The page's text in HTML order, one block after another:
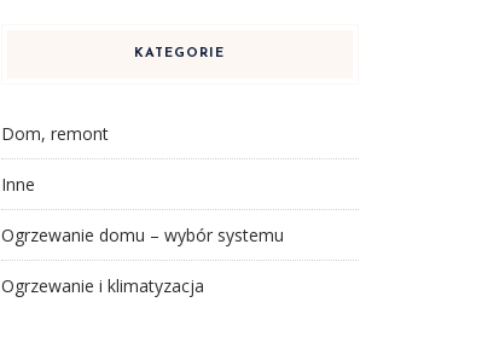
KATEGORIE
Dom, remont
Inne
Ogrzewanie domu – wybór systemu
Ogrzewanie i klimatyzacja